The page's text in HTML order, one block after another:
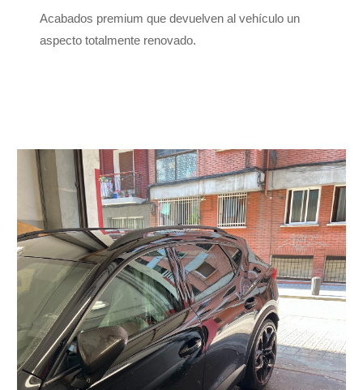
Acabados premium que devuelven al vehículo un
aspecto totalmente renovado.